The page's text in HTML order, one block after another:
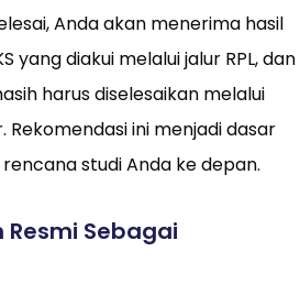
Anda akan menerima hasil
yang diakui melalui jalur RPL, dan
harus diselesaikan melalui
Rekomendasi ini menjadi dasar
studi Anda ke depan.
Sebagai